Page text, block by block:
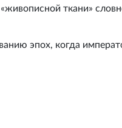
ткани»
эпох, когда